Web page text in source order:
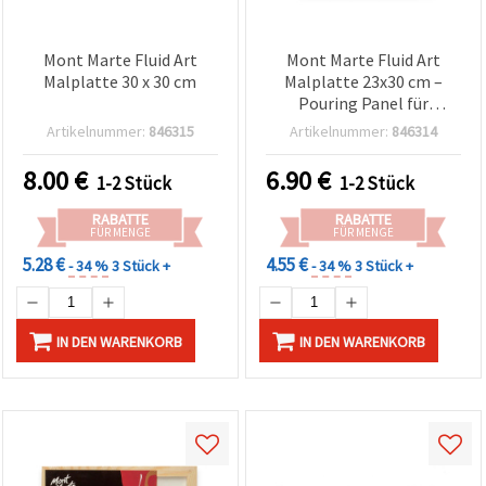
Mont Marte Fluid Art
Malplatte 30 x 30 cm
Artikelnummer: 846315
8.00€ 1-2 Stück
RABATTE
FÜR MENGE
5.28 €- 34 %3 Stück +
IN DEN WARENKORB
Mont Marte Fluid Art
Malplatte 23x30 cm –
Pouring Panel für
Acrylgießen
Artikelnummer: 846314
6.90€ 1-2 Stück
RABATTE
FÜR MENGE
4.55 €- 34 %3 Stück +
IN DEN WARENKORB